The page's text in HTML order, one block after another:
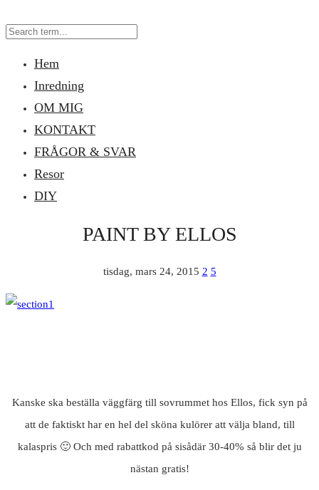
Hem
Inredning
OM MIG
KONTAKT
FRÅGOR & SVAR
Resor
DIY
PAINT BY ELLOS
tisdag, mars 24, 2015 2 5
Kanske ska beställa väggfärg till sovrummet hos Ellos, fick syn på
att de faktiskt har en hel del sköna kulörer att välja bland, till
kalaspris 🙂 Och med rabattkod på sisådär 30-40% så blir det ju
nästan gratis!